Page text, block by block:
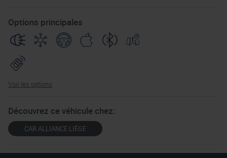
Options principales
Voir les options
Découvrez ce véhicule chez:
CAR ALLIANCE LIÈGE